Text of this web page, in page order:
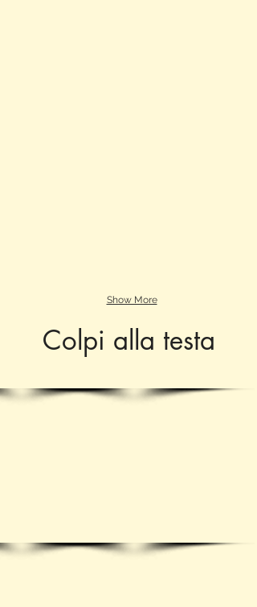
Show More
Colpi alla testa